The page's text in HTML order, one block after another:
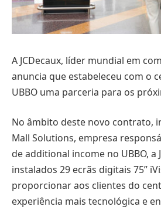
A JCDecaux, líder mundial em
anuncia que estabeleceu com o
UBBO uma parceria para os
No âmbito deste novo contrato,
Mall Solutions, empresa
de additional income no UBBO, a
instalados 29 ecrãs digitais 75”
proporcionar aos clientes do
experiência mais tecnológica e